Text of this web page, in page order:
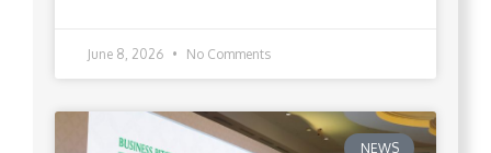
June 8, 2026 No Comments
NEWS